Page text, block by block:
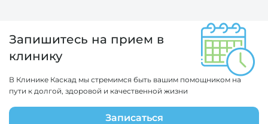
Запишитесь на прием в
клинику
В Клинике Каскад мы стремимся быть вашим помощником на
пути к долгой, здоровой и качественной жизни
Записаться